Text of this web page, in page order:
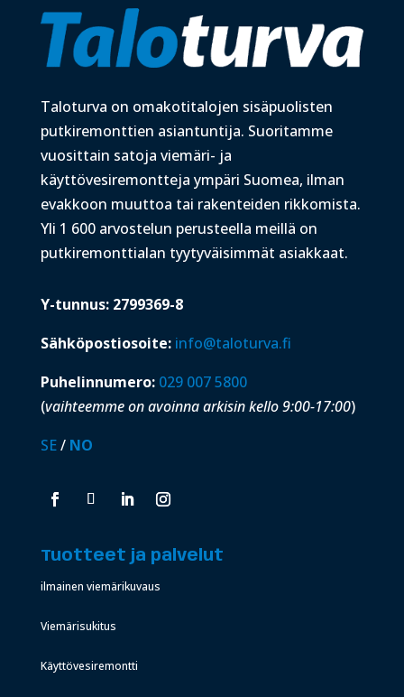
Taloturva on omakotitalojen sisäpuolisten
putkiremonttien asiantuntija. Suoritamme
vuosittain satoja viemäri- ja
käyttövesiremontteja ympäri Suomea, ilman
evakkoon muuttoa tai rakenteiden rikkomista.
Yli 1 600 arvostelun perusteella meillä on
putkiremonttialan tyytyväisimmät asiakkaat.
Y-tunnus: 2799369-8
Sähköpostiosoite: info@taloturva.fi
Puhelinnumero: 029 007 5800
(vaihteemme on avoinna arkisin kello 9:00-17:00)
SE/ NO
Tuotteet ja palvelut
ilmainen viemärikuvaus
Viemärisukitus
Käyttövesiremontti